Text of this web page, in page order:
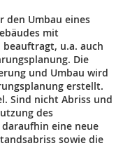
den Umbau eines
mit
u.a. auch
Die
und Umbau wird
erstellt.
Sind nicht Abriss und
des
eine neue
sowie die